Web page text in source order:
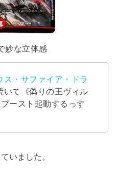
妙な立体感
ス・サファイア・ドラ
いて《偽りの王ヴィル
ースト起動するっす
いました。